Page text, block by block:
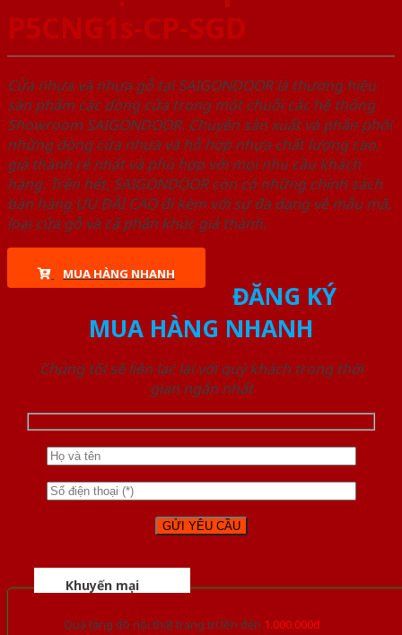
P5CNG1s-CP-SGD
Cửa nhựa và nhựa gỗ tại SAIGONDOOR là thương hiệu
sản phẩm các dòng cửa trong một chuỗi các hệ thống
Showroom SAIGONDOOR. Chuyên sản xuất và phân phối
những dòng cửa nhựa và hỗ hợp nhựa chất lượng cao,
giá thành rẻ nhất và phù hợp với mọi nhu cầu khách
hàng. Trên hết, SAIGONDOOR còn có những chính sách
bán hàng ƯU ĐÃI CAO đi kèm với sự đa dạng về mẫu mã,
loại cửa gỗ và cả phân khúc giá thành.
MUA HÀNG NHANH
ĐĂNG KÝ
MUA HÀNG NHANH
Chúng tôi sẽ liên lạc lại với quý khách trong thời
gian ngắn nhất
Khuyến mại
Quà tặng đồ nội thất trang trí lên đến 1.000.000đ